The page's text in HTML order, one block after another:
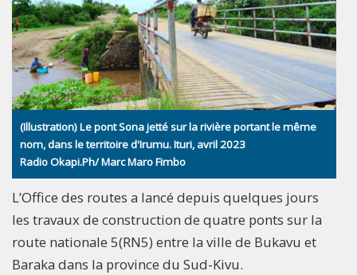
(Illustration) Le pont Sona jetté sur la rivière portant le même
nom, dans le territoire d'Irumu. Ituri, avril 2023
Radio Okapi.Ph/ Marc Maro Fimbo
L’Office des routes a lancé depuis quelques jours
les travaux de construction de quatre ponts sur la
route nationale 5(RN5) entre la ville de Bukavu et
Baraka dans la province du Sud-Kivu.